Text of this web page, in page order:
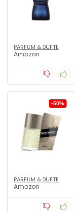
PARFUM & DÜFTE
Amazon
-50%
PARFUM & DÜFTE
Amazon